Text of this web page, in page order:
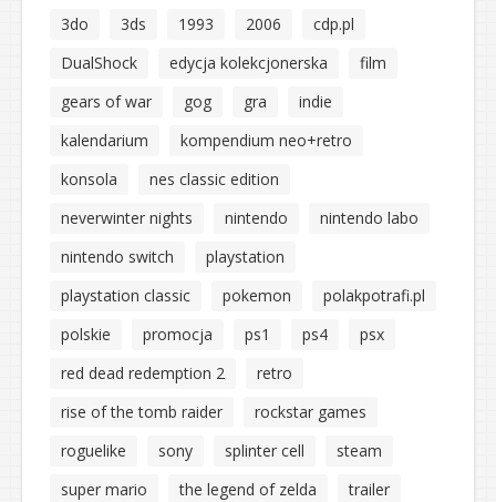
3do 3ds 1993 2006
cdp.pl
DualShock
edycja kolekcjonerska
film
gears of war
gog gra
indie
kalendarium
kompendium neo+retro
konsola
nes classic edition
neverwinter nights
nintendo
nintendo labo
nintendo switch
playstation
playstation classic
pokemon
polakpotrafi.pl
polskie
promocja ps1 ps4
psx
red dead redemption 2
retro
rise of the tomb raider
rockstar games
roguelike
sony splinter cell
steam
super mario
the legend of zelda trailer